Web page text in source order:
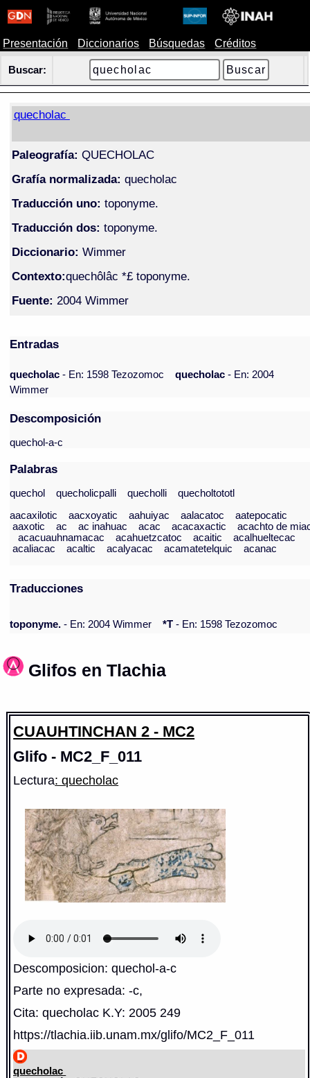
Presentación Diccionarios Búsquedas Créditos
Buscar:
quecholac
Paleografía: QUECHOLAC
Grafía normalizada: quecholac
Traducción uno: toponyme.
Traducción dos: toponyme.
Diccionario: Wimmer
Contexto:quechôlâc *£ toponyme.
Fuente: 2004 Wimmer
Entradas
quecholac- En: 1598 Tezozomoc quecholac- En: 2004
Wimmer
Descomposición
quechol-a-c
Palabras
quechol quecholicpalli quecholli
quecholtototl
aacaxilotic
aacxoyatic aahuiyac aalacatoc
aatepocatic
aaxotic
ac ac inahuac acac acacaxactic
acachto de
acacuauhnamacac
acahuetzcatoc acaitic
acalhueltecac
acaliacac
acaltic acalyacac acamatetelquic acanac
Traducciones
toponyme. - En: 2004 Wimmer *T - En: 1598 Tezozomoc
Glifos en Tlachia
CUAUHTINCHAN 2 - MC2
Glifo - MC2_F_011
Lectura: quecholac
Descomposicion: quechol-a-c
Parte no expresada: -c,
Cita: quecholac K.Y: 2005 249
https://tlachia.iib.unam.mx/glifo/MC2_F_011
quecholac